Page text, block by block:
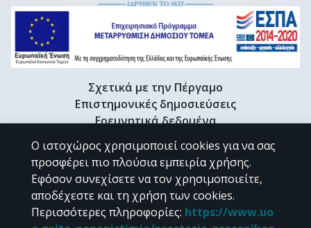
Σχετικά με την Πέργαμο
Επιστημονικές δημοσιεύσεις
Ερευνητικά δεδομένα
Διδακτορικές διατριβές & Γκρίζα βιβλιογραφία
Προφίλ Ερευνητή
CC BY-NC 4.0
Ο ιστοχώρος χρησιμοποιεί cookies για να σας
προσφέρει πιο πλούσια εμπειρία χρήσης.
Εφόσον συνεχίσετε να τον χρησιμοποιείτε,
αποδέχεστε και τη χρήση των cookies.
Περισσότερες πληροφορίες: https://www.uo